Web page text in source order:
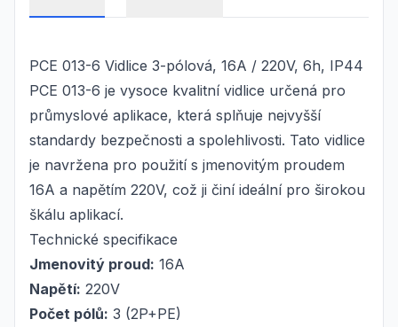
PCE 013-6 Vidlice 3-pólová, 16A / 220V, 6h, IP44
PCE 013-6 je vysoce kvalitní vidlice určená pro
průmyslové aplikace, která splňuje nejvyšší
standardy bezpečnosti a spolehlivosti. Tato vidlice
je navržena pro použití s jmenovitým proudem
16A a napětím 220V, což ji činí ideální pro širokou
škálu aplikací.
Technické specifikace
Jmenovitý proud: 16A
Napětí: 220V
Počet pólů: 3 (2P+PE)